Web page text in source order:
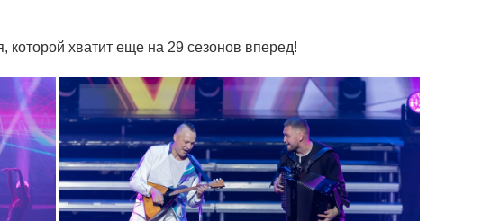
хватит еще на 29 сезонов вперед!